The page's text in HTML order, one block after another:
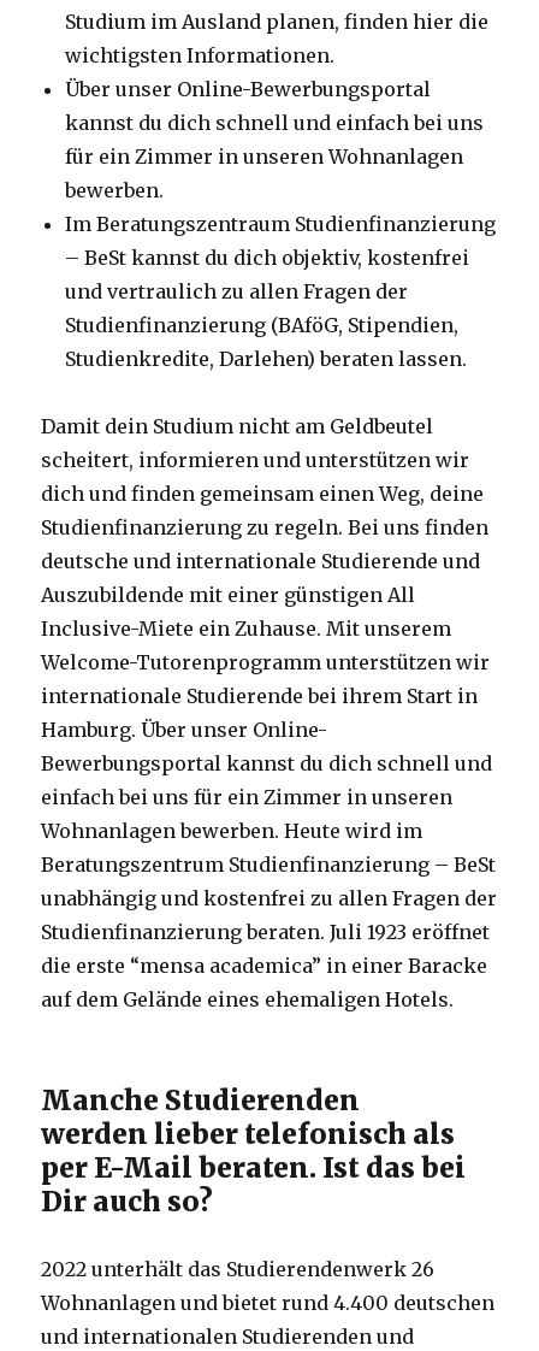
Studium im Ausland planen, finden hier die
wichtigsten Informationen.
Über unser Online-Bewerbungsportal
kannst du dich schnell und einfach bei uns
für ein Zimmer in unseren Wohnanlagen
bewerben.
Im Beratungszentraum Studienfinanzierung
– BeSt kannst du dich objektiv, kostenfrei
und vertraulich zu allen Fragen der
Studienfinanzierung (BAföG, Stipendien,
Studienkredite, Darlehen) beraten lassen.
Damit dein Studium nicht am Geldbeutel
scheitert, informieren und unterstützen wir
dich und finden gemeinsam einen Weg, deine
Studienfinanzierung zu regeln. Bei uns finden
deutsche und internationale Studierende und
Auszubildende mit einer günstigen All
Inclusive-Miete ein Zuhause. Mit unserem
Welcome-Tutorenprogramm unterstützen wir
internationale Studierende bei ihrem Start in
Hamburg. Über unser Online-
Bewerbungsportal kannst du dich schnell und
einfach bei uns für ein Zimmer in unseren
Wohnanlagen bewerben. Heute wird im
Beratungszentrum Studienfinanzierung – BeSt
unabhängig und kostenfrei zu allen Fragen der
Studienfinanzierung beraten. Juli 1923 eröffnet
die erste “mensa academica” in einer Baracke
auf dem Gelände eines ehemaligen Hotels.
Manche Studierenden
werden lieber telefonisch als
per E-Mail beraten. Ist das bei
Dir auch so?
2022 unterhält das Studierendenwerk 26
Wohnanlagen und bietet rund 4.400 deutschen
und internationalen Studierenden und